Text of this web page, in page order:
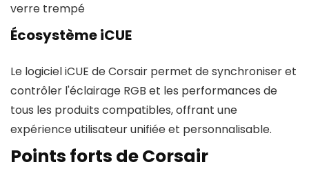
verre trempé
Écosystème iCUE
Le logiciel iCUE de Corsair permet de synchroniser et
contrôler l'éclairage RGB et les performances de
tous les produits compatibles, offrant une
expérience utilisateur unifiée et personnalisable.
Points forts de Corsair